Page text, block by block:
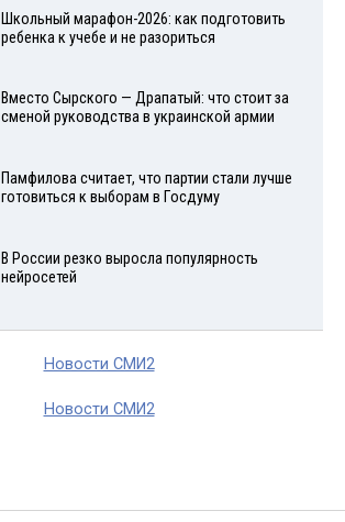
Школьный марафон-2026: как подготовить
ребенка к учебе и не разориться
Вместо Сырского — Драпатый: что стоит за
сменой руководства в украинской армии
Памфилова считает, что партии стали лучше
готовиться к выборам в Госдуму
В России резко выросла популярность
нейросетей
Новости СМИ2
Новости СМИ2